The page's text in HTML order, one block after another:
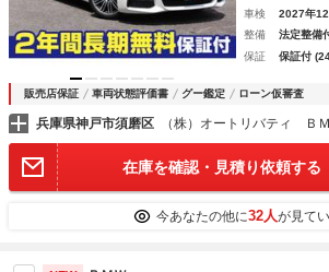
車検
2027年12
整備
法定整備
保証
保証付
販売店保証 車両状態評価書 グー鑑定 ローン仮審査
兵庫県神戸市須磨区 （株）オートリバティ Ｂ
在庫を確認・見積り依頼する
今あなたの他に32人が見て